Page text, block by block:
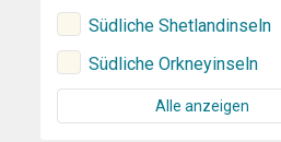
Südliche Shetlandinseln
Südliche Orkneyinseln
Alle anzeigen